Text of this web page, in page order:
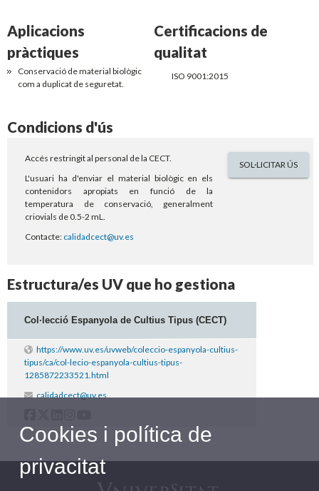
Aplicacions
pràctiques
Conservació de material biològic
com a duplicat de seguretat.
Certificacions de
qualitat
ISO 9001:2015
Condicions d'ús
Accés restringit al personal de la CECT.
L'usuari ha d'enviar el material biològic en els
contenidors apropiats en funció de la
temperatura de conservació, generalment
criovials de 0.5-2 mL.
Contacte: calidadcect@uv.es
SOL·LICITAR ÚS
Estructura/es UV que ho gestiona
Col·lecció Espanyola de Cultius Tipus (CECT)
https://www.uv.es/uvweb/coleccio-espanyola-cultius-
tipus/ca/col-lecio-espanyola-cultius-tipus-
1285872233521.html
calidadcect@uv.es
Cookies i política de
privacitat